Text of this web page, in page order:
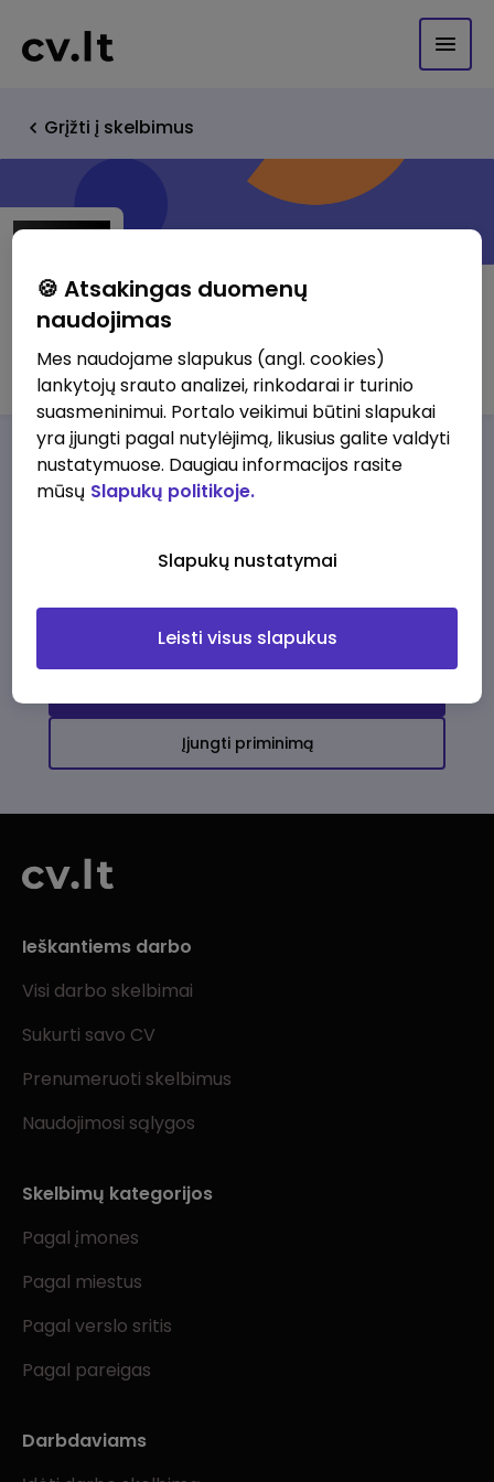
Grįžti į skelbimus
IT Gateway, UAB
Darbo pasiūlymaiApie musPrivalumai
darbo pasiūlymų
Įjungti priminimą
Ieškantiems darbo
Visi darbo skelbimai
Sukurti savo CV
Prenumeruoti skelbimus
Naudojimosi sąlygos
Skelbimų kategorijos
Pagal įmones
Pagal miestus
Pagal verslo sritis
Pagal pareigas
Darbdaviams
🍪 Atsakingas duomenų
naudojimas
Mes naudojame slapukus (angl. cookies)
lankytojų srauto analizei, rinkodarai ir turinio
suasmeninimui. Portalo veikimui būtini slapukai
yra įjungti pagal nutylėjimą, likusius galite valdyti
nustatymuose. Daugiau informacijos rasite
mūsų Slapukų politikoje.
Slapukų nustatymai
Leisti visus slapukus